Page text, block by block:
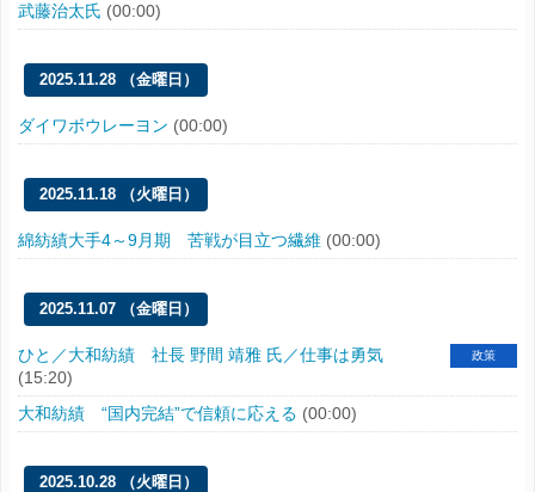
武藤治太氏 (00:00)
2025.11.28 （金曜日）
ダイワボウレーヨン (00:00)
2025.11.18 （火曜日）
綿紡績大手4～9月期 苦戦が目立つ繊維 (00:00)
2025.11.07 （金曜日）
ひと／大和紡績 社長 野間 靖雅 氏／仕事は勇気
(15:20)
政策
大和紡績 “国内完結”で信頼に応える (00:00)
2025.10.28 （火曜日）